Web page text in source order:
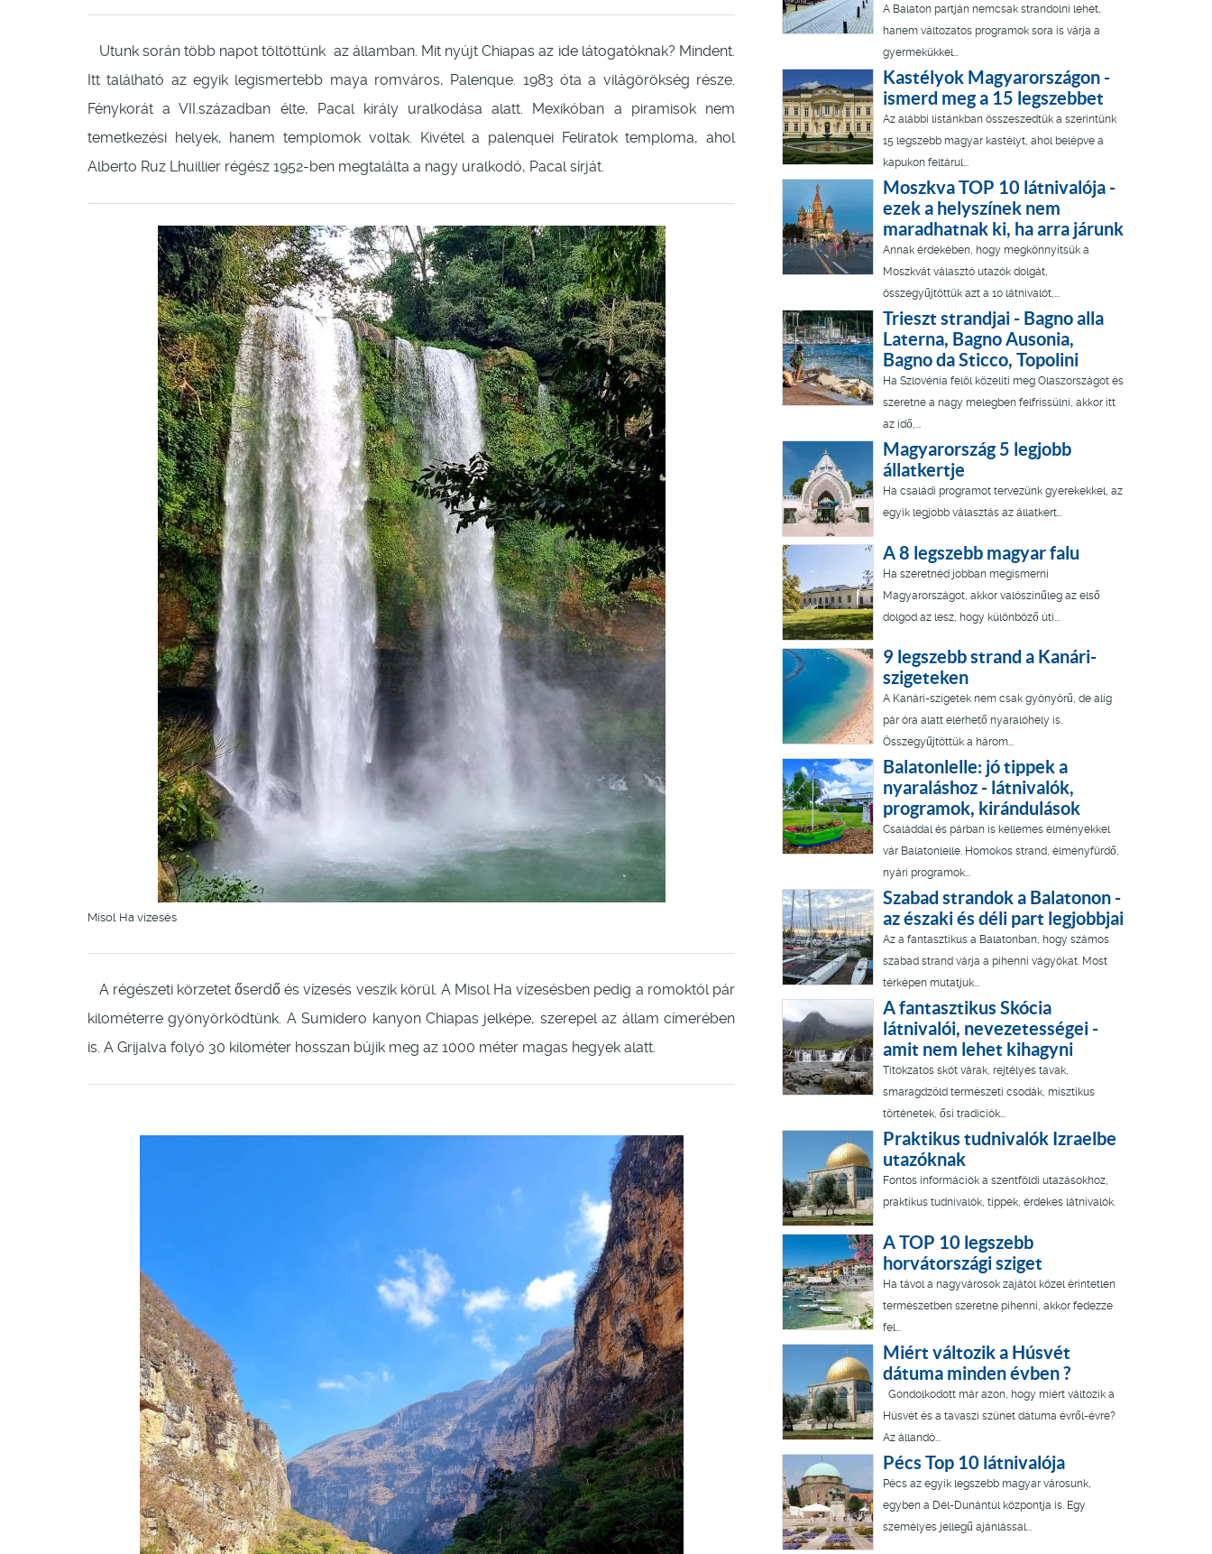
Utunk során több napot töltöttünk az államban. Mit nyújt Chiapas az ide látogatóknak? Mindent.
Itt található az egyik legismertebb maya romváros, Palenque. 1983 óta a világörökség része.
Fénykorát a VII.században élte, Pacal király uralkodása alatt. Mexikóban a piramisok nem
temetkezési helyek, hanem templomok voltak. Kivétel a palenquei Feliratok temploma, ahol
Alberto Ruz Lhuillier régész 1952-ben megtalálta a nagy uralkodó, Pacal sírját.
Misol Ha vízesés
A régészeti körzetet őserdő és vízesés veszik körül. A Misol Ha vízesésben pedig a romoktól pár
kilométerre gyönyörködtünk. A Sumidero kanyon Chiapas jelképe, szerepel az állam címerében
is. A Grijalva folyó 30 kilométer hosszan bújik meg az 1000 méter magas hegyek alatt.
A Balaton partján nemcsak strandolni lehet,
hanem változatos programok sora is várja a
gyermekükkel...
Kastélyok Magyarországon -
ismerd meg a 15 legszebbet
Az alábbi listánkban összeszedtük a szerintünk
15 legszebb magyar kastélyt, ahol belépve a
kapukon feltárul...
Moszkva TOP 10 látnivalója -
ezek a helyszínek nem
maradhatnak ki, ha arra járunk
Annak érdekében, hogy megkönnyítsük a
Moszkvát választó utazók dolgát,
összegyűjtöttük azt a 10 látnivalót,...
Trieszt strandjai - Bagno alla
Laterna, Bagno Ausonia,
Bagno da Sticco, Topolini
Ha Szlovénia felöl közelíti meg Olaszországot és
szeretne a nagy melegben felfrissülni, akkor itt
az idő,...
Magyarország 5 legjobb
állatkertje
Ha családi programot tervezünk gyerekekkel, az
egyik legjobb választás az állatkert…
A 8 legszebb magyar falu
Ha szeretnéd jobban megismerni
Magyarországot, akkor valószínűleg az első
dolgod az lesz, hogy különböző úti...
9 legszebb strand a Kanári-
szigeteken
A Kanári-szigetek nem csak gyönyörű, de alig
pár óra alatt elérhető nyaralóhely is.
Összegyűjtöttük a három...
Balatonlelle: jó tippek a
nyaraláshoz - látnivalók,
programok, kirándulások
Családdal és párban is kellemes élményekkel
vár Balatonlelle. Homokos strand, élményfürdő,
nyári programok...
Szabad strandok a Balatonon -
az északi és déli part legjobbjai
Az a fantasztikus a Balatonban, hogy számos
szabad strand várja a pihenni vágyókat. Most
térképen mutatjuk...
A fantasztikus Skócia
látnivalói, nevezetességei -
amit nem lehet kihagyni
Titokzatos skót várak, rejtélyes tavak,
smaragdzöld természeti csodák, misztikus
történetek, ősi tradíciók...
Praktikus tudnivalók Izraelbe
utazóknak
Fontos információk a szentföldi utazásokhoz,
praktikus tudnivalók, tippek, érdekes látnivalók.
A TOP 10 legszebb
horvátországi sziget
Ha távol a nagyvárosok zajától közel érintetlen
természetben szeretne pihenni, akkor fedezze
fel...
Miért változik a Húsvét
dátuma minden évben ?
Gondolkodott már azon, hogy miért változik a
Húsvét és a tavaszi szünet dátuma évről-évre?
Az állandó...
Pécs Top 10 látnivalója
Pécs az egyik legszebb magyar városunk,
egyben a Dél-Dunántúl központja is. Egy
személyes jellegű ajánlással...